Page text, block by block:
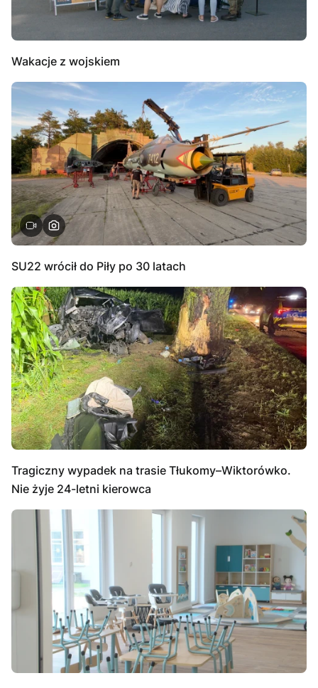
Wakacje z wojskiem
SU22 wrócił do Piły po 30 latach
Tragiczny wypadek na trasie Tłukomy–Wiktorówko.
Nie żyje 24-letni kierowca